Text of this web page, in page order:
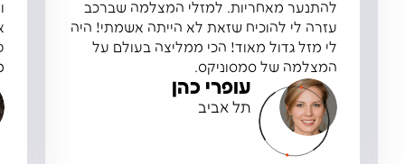
להתנער מאחריות. למזלי המצלמה שברכב
עזרה לי להוכיח שזאת לא הייתה אשמתי! היה
לי מזל גדול מאוד! הכי ממליצה בעולם על
המצלמה של סמסוניקס.
עופרי כהן
תל אביב